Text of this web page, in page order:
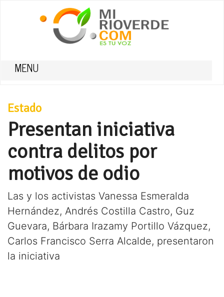
MENU
Estado
Presentan iniciativa
contra delitos por
motivos de odio
Las y los activistas Vanessa Esmeralda
Hernández, Andrés Costilla Castro, Guz
Guevara, Bárbara Irazamy Portillo Vázquez,
Carlos Francisco Serra Alcalde, presentaron
la iniciativa